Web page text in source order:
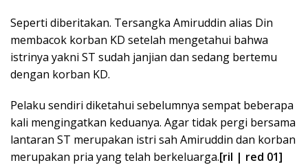
Seperti diberitakan. Tersangka Amiruddin alias Din
membacok korban KD setelah mengetahui bahwa
istrinya yakni ST sudah janjian dan sedang bertemu
dengan korban KD.
Pelaku sendiri diketahui sebelumnya sempat beberapa
kali mengingatkan keduanya. Agar tidak pergi bersama
lantaran ST merupakan istri sah Amiruddin dan korban
merupakan pria yang telah berkeluarga.[ril | red 01]